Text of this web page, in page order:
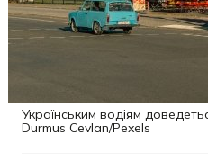
Українським водіям
Durmus Cevlan/Pexels